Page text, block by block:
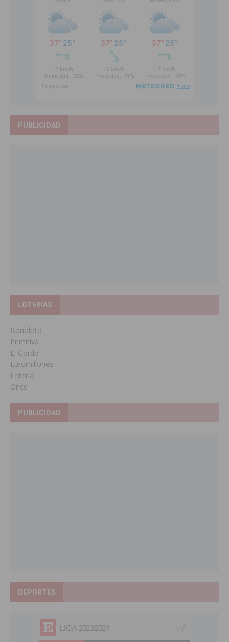
PUBLICIDAD
LOTERIAS
Bonoloto
Primitiva
El Gordo
Euromillones
Loteria
Once
PUBLICIDAD
DEPORTES